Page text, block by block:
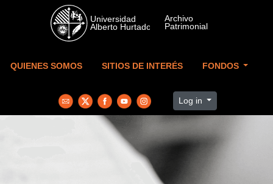
Skip to main content
QUIENES SOMOS SITIOS DE INTERÉS FONDOS
Log in